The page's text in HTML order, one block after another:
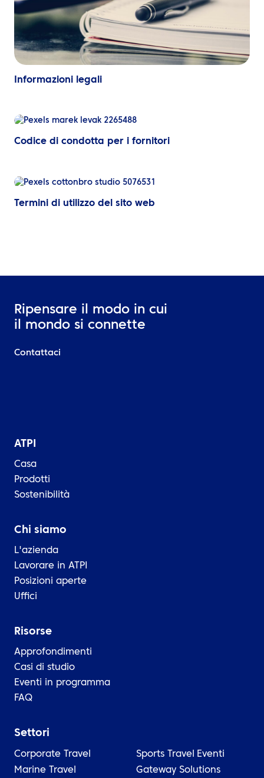
Informazioni legali
Codice di condotta per i fornitori
Termini di utilizzo del sito web
Ripensare il modo in cui
il mondo si connette
Contattaci
ATPI
Casa
Prodotti
Sostenibilità
Chi siamo
L'azienda
Lavorare in ATPI
Posizioni aperte
Uffici
Risorse
Approfondimenti
Casi di studio
Eventi in programma
FAQ
Settori
Corporate Travel
Marine Travel
Sports Travel
Eventi
Gateway Solutions